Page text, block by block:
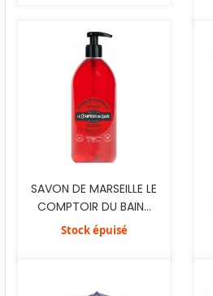
SAVON DE MARSEILLE LE
COMPTOIR DU BAIN...
Stock épuisé